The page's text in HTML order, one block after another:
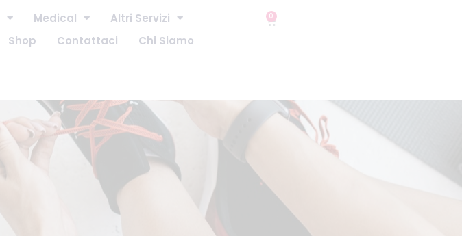
Medical
Altri Servizi
Shop Contattaci
Chi Siamo
0